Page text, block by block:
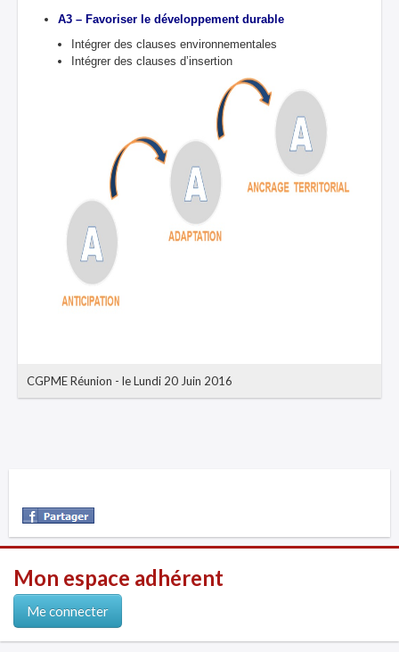
A3 – Favoriser le développement durable
Intégrer des clauses environnementales
Intégrer des clauses d’insertion
CGPME Réunion - le Lundi 20 Juin 2016
Mon espace adhérent
Me connecter